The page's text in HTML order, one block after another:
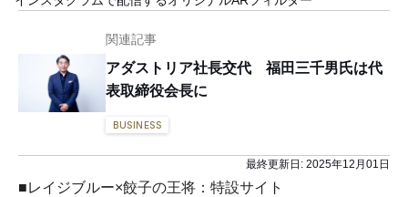
関連記事
アダストリア社長交代 福田三千男氏は代
表取締役会長に
BUSINESS
最終更新日: 2025年12月01日
■レイジブルー×餃子の王将：特設サイト